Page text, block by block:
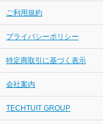
ご利用規約
プライバシーポリシー
特定商取引に基づく表示
会社案内
TECHTUIT GROUP